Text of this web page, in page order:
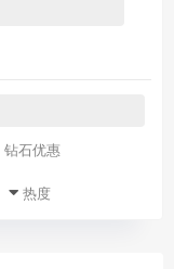
钻石优惠
热度